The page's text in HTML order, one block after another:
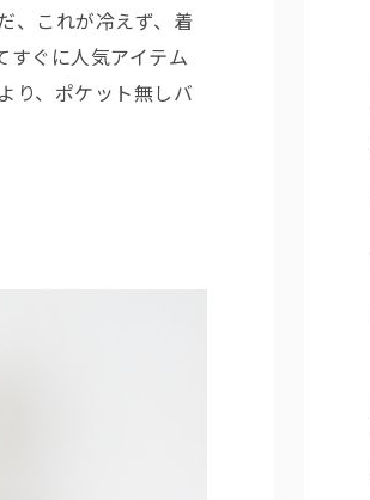
、これが冷えず、着
すぐに人気アイテム
り、ポケット無しバ